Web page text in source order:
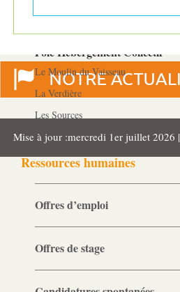
Pôle Hébergement Collectif
Le Moulin du Vaisseau
La Verdière
Les Sources
Ressources humaines
Offres d’emploi
Offres de stage
Mise à jour :mercredi 1er juillet 2026 |